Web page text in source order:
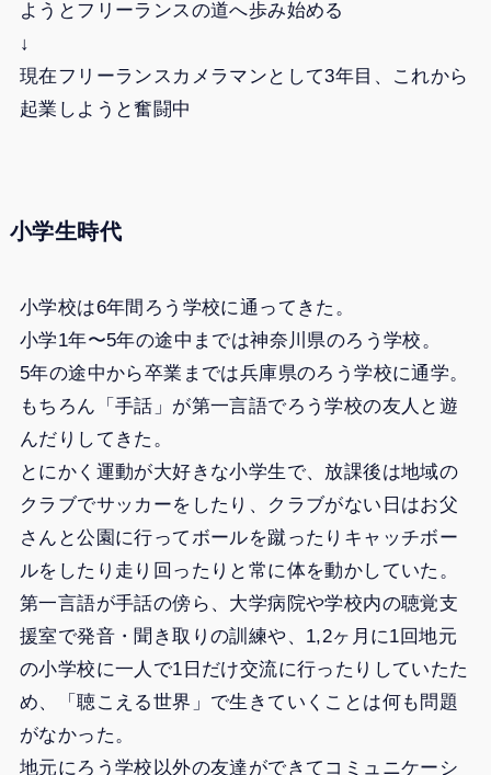
ようとフリーランスの道へ歩み始める
↓
現在フリーランスカメラマンとして3年目、これから
起業しようと奮闘中
小学生時代
小学校は6年間ろう学校に通ってきた。
小学1年〜5年の途中までは神奈川県のろう学校。
5年の途中から卒業までは兵庫県のろう学校に通学。
もちろん「手話」が第一言語でろう学校の友人と遊
んだりしてきた。
とにかく運動が大好きな小学生で、放課後は地域の
クラブでサッカーをしたり、クラブがない日はお父
さんと公園に行ってボールを蹴ったりキャッチボー
ルをしたり走り回ったりと常に体を動かしていた。
第一言語が手話の傍ら、大学病院や学校内の聴覚支
援室で発音・聞き取りの訓練や、1,2ヶ月に1回地元
の小学校に一人で1日だけ交流に行ったりしていたた
め、「聴こえる世界」で生きていくことは何も問題
がなかった。
地元にろう学校以外の友達ができてコミュニケーシ